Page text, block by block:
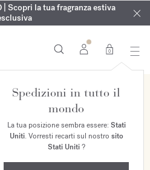
fragranza OUDvelvet moodnel
ordine*
tutte le fragranze e gli oli per il
al 9 agosto
| Scopri la tua fragranza estiva
0
Spedizioni in tutto il
mondo
La tua posizione sembra essere: Stati
Uniti. Vorresti recarti sul nostro sito
Stati Uniti?